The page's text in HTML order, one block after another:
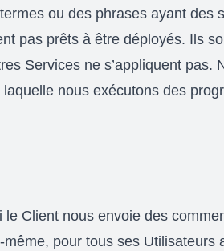
ou des phrases ayant des
pas prêts à être déployés. Ils
Services ne s’appliquent
nous exécutons des
Client nous envoie des
pour tous ses